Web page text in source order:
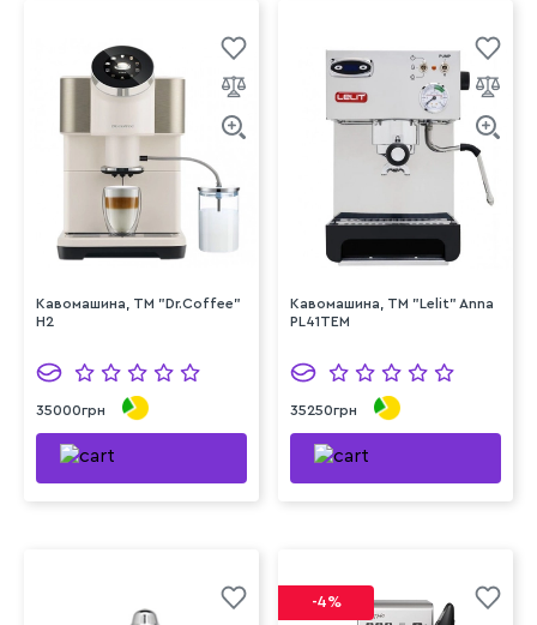
Кавомашина, ТМ "Dr.Coffee"
H2
35000грн
Кавомашина, ТМ "Lelit" Anna
PL41TEM
35250грн
-4%